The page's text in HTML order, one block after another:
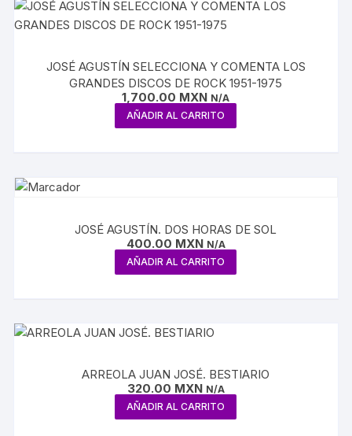
JOSÉ AGUSTÍN SELECCIONA Y COMENTA LOS
GRANDES DISCOS DE ROCK 1951-1975
1,700.00 MXN N/A
AÑADIR AL CARRITO
JOSÉ AGUSTÍN. DOS HORAS DE SOL
400.00 MXN N/A
AÑADIR AL CARRITO
ARREOLA JUAN JOSÉ. BESTIARIO
320.00 MXN N/A
AÑADIR AL CARRITO